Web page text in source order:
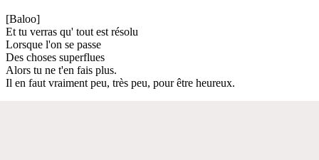
[Baloo]
Et tu verras qu' tout est résolu
Lorsque l'on se passe
Des choses superflues
Alors tu ne t'en fais plus.
Il en faut vraiment peu, très peu, pour être heureux.